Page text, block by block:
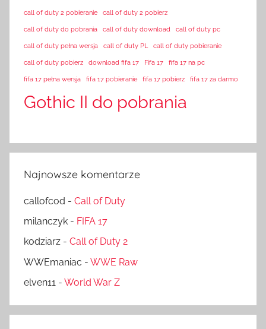
call of duty 2 pobieranie call of duty 2 pobierz
call of duty do pobrania call of duty download call of duty pc
call of duty pełna wersja call of duty PL call of duty pobieranie
call of duty pobierz download fifa 17 Fifa 17 fifa 17 na pc
fifa 17 pełna wersja fifa 17 pobieranie fifa 17 pobierz fifa 17 za darmo
Gothic II do pobrania
Najnowsze komentarze
callofcod - Call of Duty
milanczyk - FIFA 17
kodziarz - Call of Duty 2
WWEmaniac - WWE Raw
elven11 - World War Z